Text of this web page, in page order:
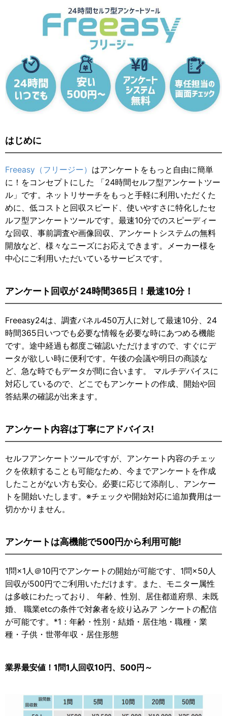
はじめに
Freeasy（フリージー） はアンケートをもっと自由に簡単
に！をコンセプトにした 「24時間セルフ型アンケートツー
ル」です。ネットリサーチをもっと手軽に利用いただくた
めに、低コストと回収スピード、使いやすさに特化したセ
ルフ型アンケートツールです。最速10分でのスピーディー
な回収、事前調査や画像回収、アンケートシステムの無料
開放など、様々なニーズにお応えできます。メーカー様を
中心にご利用いただいているサービスです。
アンケート回収が 24時間365日！最速10分！
Freeasy24は、調査パネル450万人に対して最速10分、24
時間365日いつでも必要な情報を必要な時にあつめる機能
です。途中経過も都度ご確認いただけますので、すぐにデ
ータが欲しい時に便利です。午後の会議や明日の商談な
ど、急な時でもデータが間に合います。 マルチデバイスに
対応しているので、どこでもアンケートの作成、開始や回
答結果の確認が出来ます。
アンケート内容は丁寧にアドバイス!
セルフアンケートツールですが、アンケート内容のチェッ
クを依頼することも可能なため、今までアンケートを作成
したことがない方も安心。必要に応じて添削し、アンケー
トを開始いたします。※チェックや開始対応に追加費用は一
切かかりません。
アンケートは高機能で500円から利用可能!
1問×1人＠10円でアンケートの開始が可能です、1問×50人
回収が500円でご利用いただけます。また、モニター属性
は多岐にわたっており、 年齢、性別、居住都道府県、未既
婚、 職業etcの条件で対象者を絞り込みア ンケートの配信
が可能です。*1：年齢・性別・結婚・居住地・職種・業
種・子供・世帯年収・居住形態
業界最安値！1問1人回収10円、500円～